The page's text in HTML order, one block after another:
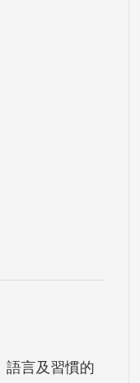
語言及習慣的